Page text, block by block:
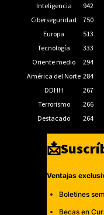
Inteligencia
942
Ciberseguridad
750
Europa
513
Tecnología
333
Oriente medio
294
América del Norte 284
DDHH
267
Terrorismo
266
Destacado
264
Ventajas
Boletines
Becas en